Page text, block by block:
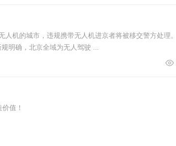
城市，违规携带无人机进京者将被移交警方处理。 据《北京
道，《北京市无人驾驶航空器管理规定》星期五（3月27日）经由市人大常委会表决通过，5月1日起实施。 新规明确，北京全域为无人驾驶 ...
值！